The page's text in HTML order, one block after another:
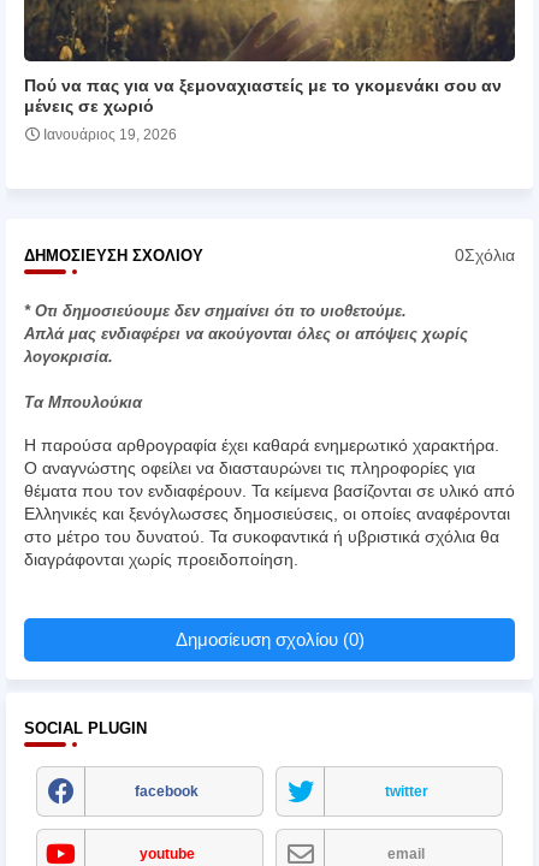
Πού να πας για να ξεμοναχιαστείς με το γκομενάκι σου αν
μένεις σε χωριό
Ιανουάριος 19, 2026
ΔΗΜΟΣΊΕΥΣΗ ΣΧΟΛΊΟΥ 0Σχόλια
* Οτι δημοσιεύουμε δεν σημαίνει ότι το υιοθετούμε.
Απλά μας ενδιαφέρει να ακούγονται όλες οι απόψεις χωρίς
λογοκρισία.
Τα Μπουλούκια
Η παρούσα αρθρογραφία έχει καθαρά ενημερωτικό χαρακτήρα.
Ο αναγνώστης οφείλει να διασταυρώνει τις πληροφορίες για
θέματα που τον ενδιαφέρουν. Τα κείμενα βασίζονται σε υλικό από
Ελληνικές και ξενόγλωσσες δημοσιεύσεις, οι οποίες αναφέρονται
στο μέτρο του δυνατού. Τα συκοφαντικά ή υβριστικά σχόλια θα
διαγράφονται χωρίς προειδοποίηση.
Δημοσίευση σχολίου (0)
SOCIAL PLUGIN
facebook twitter
youtube email